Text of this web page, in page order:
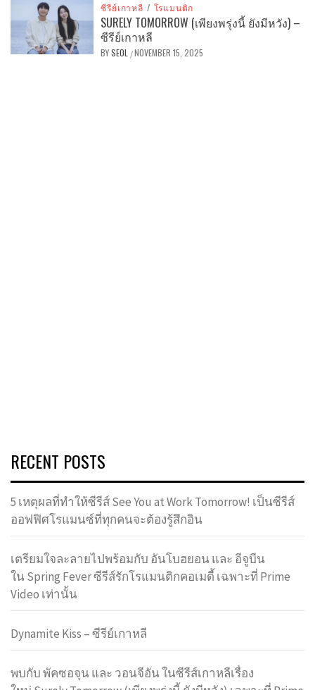
ซีรีย์เกาหลี / โรแมนติก
SURELY TOMORROW (เพียงพรุ่งนี้ ยังมีหวัง) –
ซีรีย์เกาหลี
BYSEOL /NOVEMBER 15, 2025
RECENT POSTS
5 เหตุผลที่ทำให้ซีรีส์ See You at Work Tomorrow! เป็นซีรีส์
ออฟฟิศโรแมนซ์ที่ทุกคนจะต้องรู้สึกอิน
เตรียมใจละลายไปพร้อมกับ อันโบฮยอน และ อีจูบีน
ใน Spring Fever ซีรีส์รักโรแมนติกคอเมดี้ เฉพาะที่ Prime
Video เท่านั้น
Dynamite Kiss – ซีรีย์เกาหลี
พบกับ พัคซอจุน และ วอนจีอัน ในซีรีส์เกาหลีเรื่อง